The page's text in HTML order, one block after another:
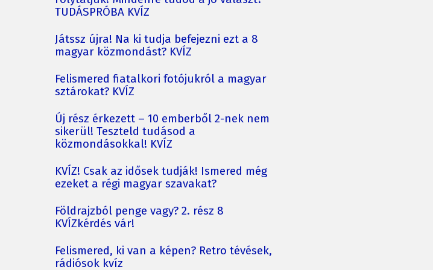
TUDÁSPRÓBA KVÍZ
Játssz újra! Na ki tudja befejezni ezt a 8
magyar közmondást? KVÍZ
Felismered fiatalkori fotójukról a magyar
sztárokat? KVÍZ
Új rész érkezett – 10 emberből 2-nek nem
sikerül! Teszteld tudásod a
közmondásokkal! KVÍZ
KVÍZ! Csak az idősek tudják! Ismered még
ezeket a régi magyar szavakat?
Földrajzból penge vagy? 2. rész 8
KVÍZkérdés vár!
Felismered, ki van a képen? Retro tévések,
rádiósok kvíz